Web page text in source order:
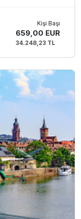
Kişi Başı
659,00 EUR
34.248,23 TL